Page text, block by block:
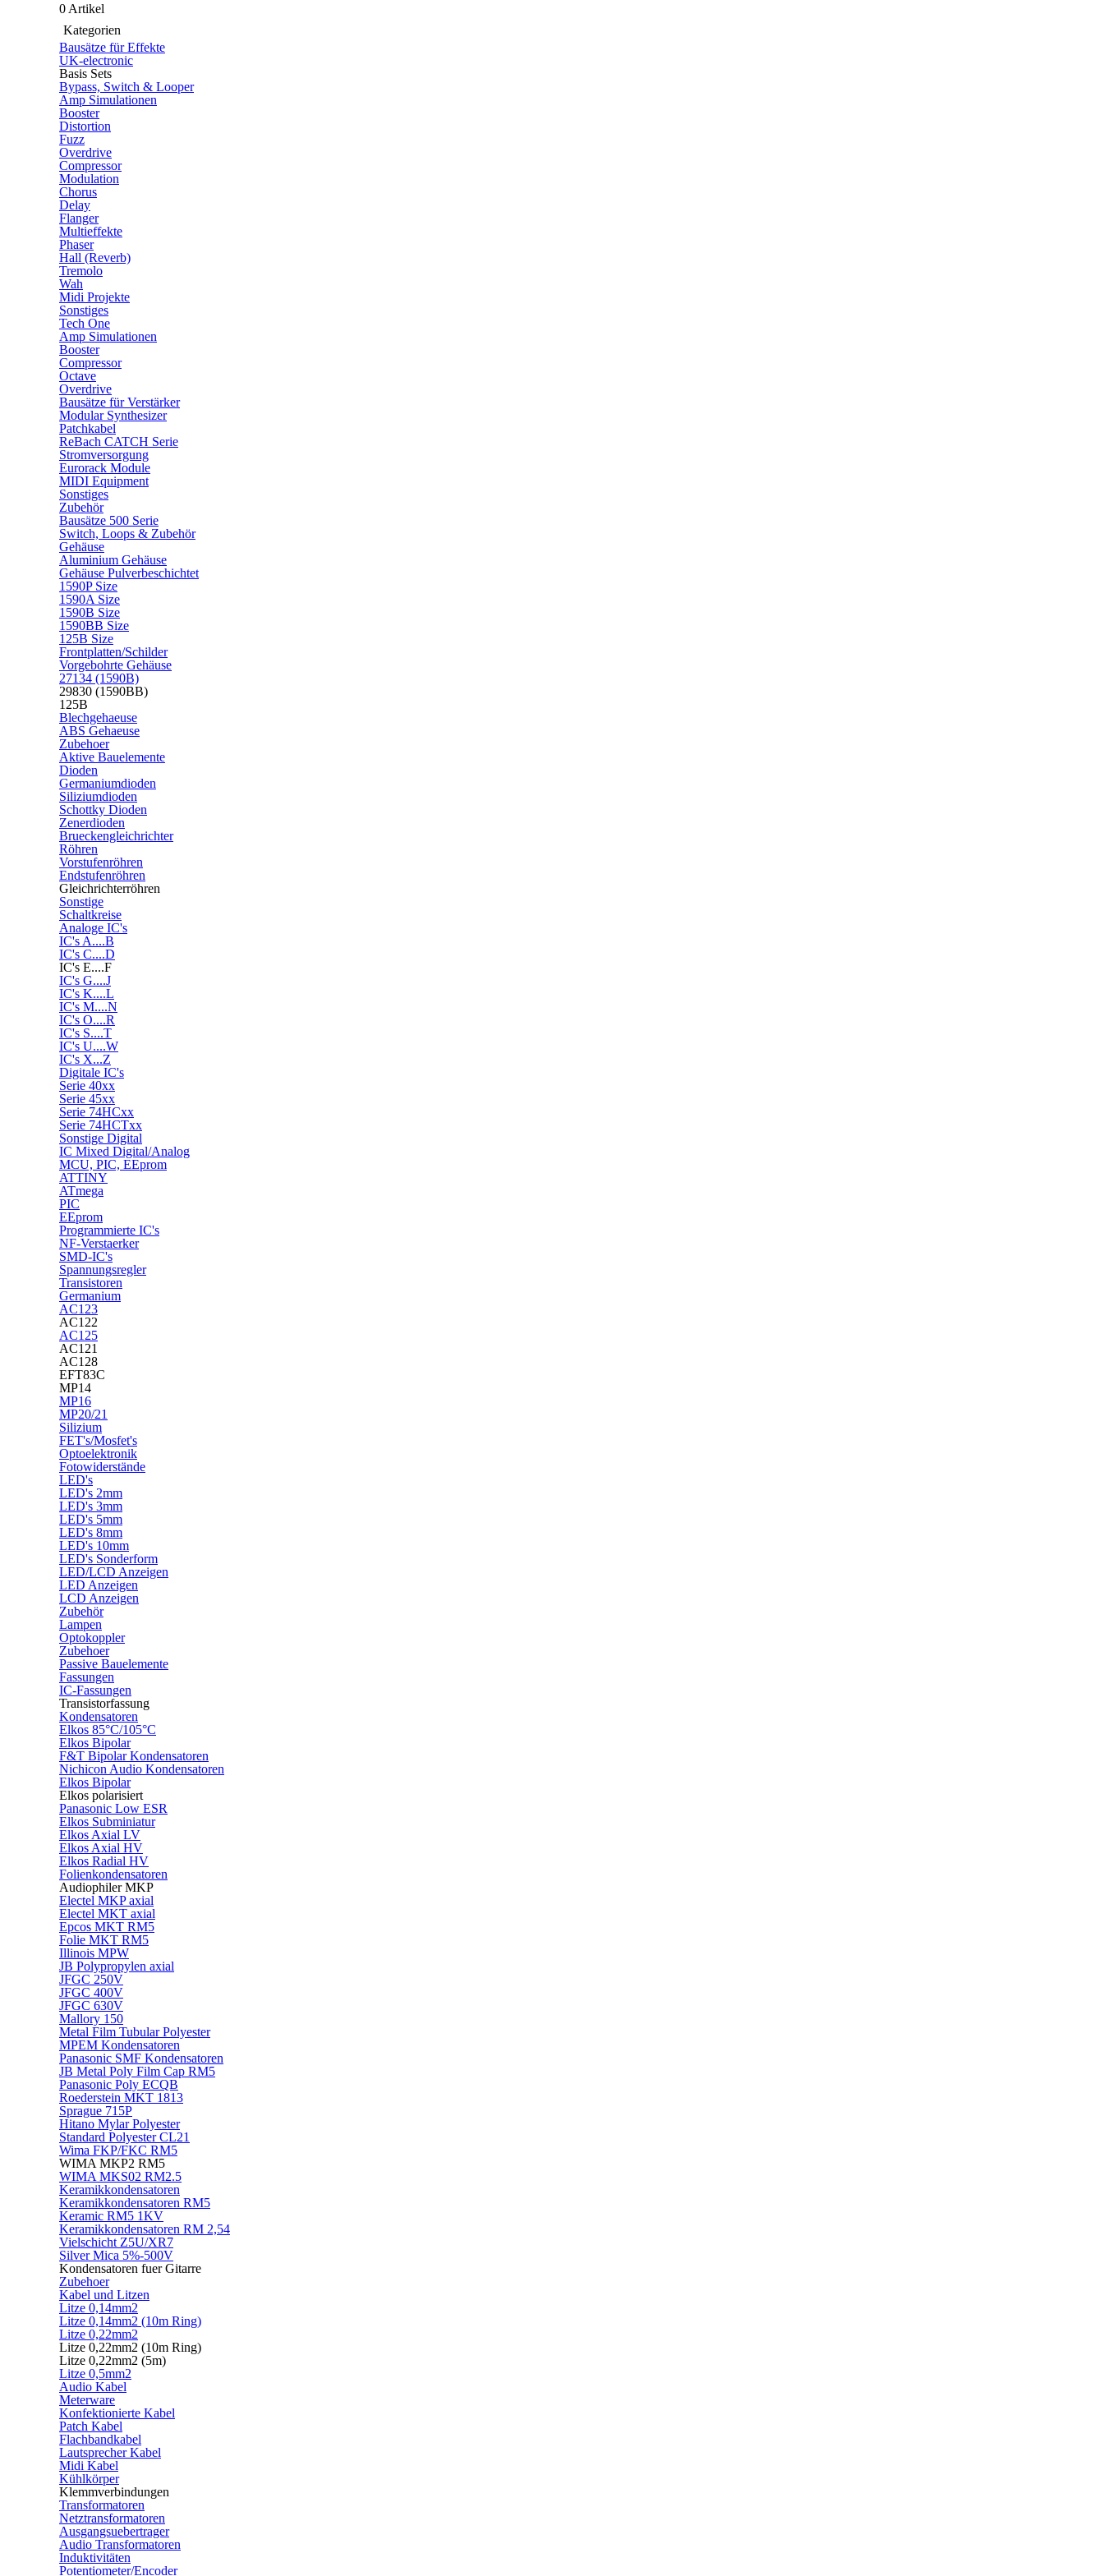
0 Artikel
Kategorien
Bausätze für Effekte
UK-electronic
Basis Sets
Bypass, Switch & Looper
Amp Simulationen
Booster
Distortion
Fuzz
Overdrive
Compressor
Modulation
Chorus
Delay
Flanger
Multieffekte
Phaser
Hall (Reverb)
Tremolo
Wah
Midi Projekte
Sonstiges
Tech One
Amp Simulationen
Booster
Compressor
Octave
Overdrive
Bausätze für Verstärker
Modular Synthesizer
Patchkabel
ReBach CATCH Serie
Stromversorgung
Eurorack Module
MIDI Equipment
Sonstiges
Zubehör
Bausätze 500 Serie
Switch, Loops & Zubehör
Gehäuse
Aluminium Gehäuse
Gehäuse Pulverbeschichtet
1590P Size
1590A Size
1590B Size
1590BB Size
125B Size
Frontplatten/Schilder
Vorgebohrte Gehäuse
27134 (1590B)
29830 (1590BB)
125B
Blechgehaeuse
ABS Gehaeuse
Zubehoer
Aktive Bauelemente
Dioden
Germaniumdioden
Siliziumdioden
Schottky Dioden
Zenerdioden
Brueckengleichrichter
Röhren
Vorstufenröhren
Endstufenröhren
Gleichrichterröhren
Sonstige
Schaltkreise
Analoge IC's
IC's A....B
IC's C....D
IC's E....F
IC's G....J
IC's K....L
IC's M....N
IC's O....R
IC's S....T
IC's U....W
IC's X...Z
Digitale IC's
Serie 40xx
Serie 45xx
Serie 74HCxx
Serie 74HCTxx
Sonstige Digital
IC Mixed Digital/Analog
MCU, PIC, EEprom
ATTINY
ATmega
PIC
EEprom
Programmierte IC's
NF-Verstaerker
SMD-IC's
Spannungsregler
Transistoren
Germanium
AC123
AC122
AC125
AC121
AC128
EFT83C
MP14
MP16
MP20/21
Silizium
FET's/Mosfet's
Optoelektronik
Fotowiderstände
LED's
LED's 2mm
LED's 3mm
LED's 5mm
LED's 8mm
LED's 10mm
LED's Sonderform
LED/LCD Anzeigen
LED Anzeigen
LCD Anzeigen
Zubehör
Lampen
Optokoppler
Zubehoer
Passive Bauelemente
Fassungen
IC-Fassungen
Transistorfassung
Kondensatoren
Elkos 85°C/105°C
Elkos Bipolar
F&T Bipolar Kondensatoren
Nichicon Audio Kondensatoren
Elkos Bipolar
Elkos polarisiert
Panasonic Low ESR
Elkos Subminiatur
Elkos Axial LV
Elkos Axial HV
Elkos Radial HV
Folienkondensatoren
Audiophiler MKP
Electel MKP axial
Electel MKT axial
Epcos MKT RM5
Folie MKT RM5
Illinois MPW
JB Polypropylen axial
JFGC 250V
JFGC 400V
JFGC 630V
Mallory 150
Metal Film Tubular Polyester
MPEM Kondensatoren
Panasonic SMF Kondensatoren
JB Metal Poly Film Cap RM5
Panasonic Poly ECQB
Roederstein MKT 1813
Sprague 715P
Hitano Mylar Polyester
Standard Polyester CL21
Wima FKP/FKC RM5
WIMA MKP2 RM5
WIMA MKS02 RM2.5
Keramikkondensatoren
Keramikkondensatoren RM5
Keramic RM5 1KV
Keramikkondensatoren RM 2,54
Vielschicht Z5U/XR7
Silver Mica 5%-500V
Kondensatoren fuer Gitarre
Zubehoer
Kabel und Litzen
Litze 0,14mm2
Litze 0,14mm2 (10m Ring)
Litze 0,22mm2
Litze 0,22mm2 (10m Ring)
Litze 0,22mm2 (5m)
Litze 0,5mm2
Audio Kabel
Meterware
Konfektionierte Kabel
Patch Kabel
Flachbandkabel
Lautsprecher Kabel
Midi Kabel
Kühlkörper
Klemmverbindungen
Transformatoren
Netztransformatoren
Ausgangsuebertrager
Audio Transformatoren
Induktivitäten
Potentiometer/Encoder